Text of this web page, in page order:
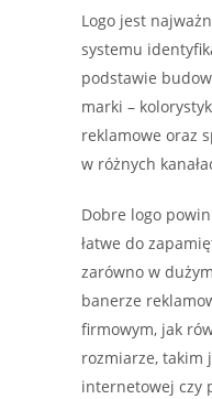
Logo jest
systemu
podstawie
marki –
reklamowe oraz
w różnych
Dobre logo
łatwe do
zarówno w
banerze
firmowym, jak
rozmiarze, takim
internetowej czy